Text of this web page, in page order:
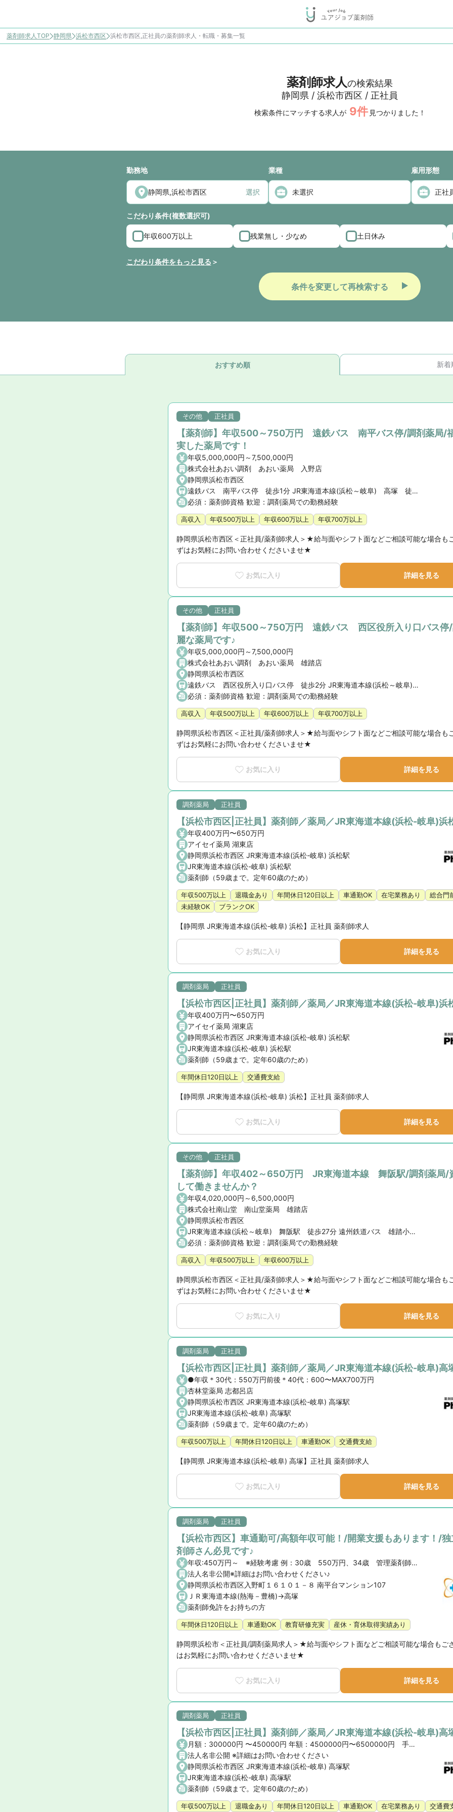
薬剤師求人TOP 静岡県 浜松市西区 浜松市西区,正社員の薬剤師求人・転職・募集一覧
薬剤師求人の検索結果
静岡県 / 浜松市西区 / 正社員
検索条件にマッチする求人が 9件 見つかりました！
勤務地
選択
業種 雇用形態
こだわり条件(複数選択可)
年収600万以上 残業無し・少なめ 土日休み
こだわり条件をもっと見る
条件を変更して再検索する
おすすめ順 新着
その他 正社員
【薬剤師】年収500～750万円 遠鉄バス 南平バス停/調剤薬局/
実した薬局です！
年収5,000,000円～7,500,000円
株式会社あおい調剤 あおい薬局 入野店
静岡県浜松市西区
遠鉄バス 南平バス停 徒歩1分 JR東海道本線(浜松～岐阜) 高塚 徒歩30分
必須：薬剤師資格 歓迎：調剤薬局での勤務経験
高収入 年収500万以上 年収600万以上 年収700万以上
静岡県浜松市西区＜正社員/薬剤師求人＞★給与面やシフト面などご相談可能な場合も
ずはお気軽にお問い合わせくださいませ★
お気に入り 詳細を見る
その他 正社員
【薬剤師】年収500～750万円 遠鉄バス 西区役所入り口バス停
麗な薬局です♪
年収5,000,000円～7,500,000円
株式会社あおい調剤 あおい薬局 雄踏店
静岡県浜松市西区
遠鉄バス 西区役所入り口バス停 徒歩2分 JR東海道本線(浜松～岐阜) 舞阪 徒歩38分
必須：薬剤師資格 歓迎：調剤薬局での勤務経験
高収入 年収500万以上 年収600万以上 年収700万以上
静岡県浜松市西区＜正社員/薬剤師求人＞★給与面やシフト面などご相談可能な場合も
ずはお気軽にお問い合わせくださいませ★
お気に入り 詳細を見る
調剤薬局 正社員
【浜松市西区|正社員】薬剤師／薬局／JR東海道本線(浜松-岐阜)浜
年収400万円〜650万円
アイセイ薬局 湖東店
静岡県浜松市西区 JR東海道本線(浜松-岐阜) 浜松駅
JR東海道本線(浜松-岐阜) 浜松駅
薬剤師（59歳まで。定年60歳のため）
年収500万以上 退職金あり 年間休日120日以上 車通勤OK 在宅業務あり
総合門
未経験OK
ブランクOK
【静岡県 JR東海道本線(浜松-岐阜) 浜松】正社員 薬剤師求人
お気に入り 詳細を見る
調剤薬局 正社員
【浜松市西区|正社員】薬剤師／薬局／JR東海道本線(浜松-岐阜)浜
年収400万円〜650万円
アイセイ薬局 湖東店
静岡県浜松市西区 JR東海道本線(浜松-岐阜) 浜松駅
JR東海道本線(浜松-岐阜) 浜松駅
薬剤師（59歳まで。定年60歳のため）
年間休日120日以上 交通費支給
【静岡県 JR東海道本線(浜松-岐阜) 浜松】正社員 薬剤師求人
お気に入り 詳細を見る
その他 正社員
【薬剤師】年収402～650万円 JR東海道本線 舞阪駅/調剤薬局/
して働きませんか？
年収4,020,000円～6,500,000円
株式会社南山堂 南山堂薬局 雄踏店
静岡県浜松市西区
JR東海道本線(浜松～岐阜) 舞阪駅 徒歩27分 遠州鉄道バス 雄踏小学校前バス停 徒歩2分
必須：薬剤師資格 歓迎：調剤薬局での勤務経験
高収入 年収500万以上 年収600万以上
静岡県浜松市西区＜正社員/薬剤師求人＞★給与面やシフト面などご相談可能な場合も
ずはお気軽にお問い合わせくださいませ★
お気に入り 詳細を見る
調剤薬局 正社員
【浜松市西区|正社員】薬剤師／薬局／JR東海道本線(浜松-岐阜)高
●年収＊30代：550万円前後＊40代：600〜MAX700万円
杏林堂薬局 志都呂店
静岡県浜松市西区 JR東海道本線(浜松-岐阜) 高塚駅
JR東海道本線(浜松-岐阜) 高塚駅
薬剤師（59歳まで。定年60歳のため）
年収500万以上 年間休日120日以上 車通勤OK 交通費支給
【静岡県 JR東海道本線(浜松-岐阜) 高塚】正社員 薬剤師求人
お気に入り 詳細を見る
調剤薬局 正社員
【浜松市西区】車通勤可/高額年収可能！/開業支援もあります！/
剤師さん必見です♪
年収:450万円～ ※経験考慮 例：30歳 550万円、34歳 管理薬剤師650万円 ※30h残業代、交通費等各種手当含む 【昇給】年1回 【賞与】決算賞与 【諸手当】通勤手当、管理薬剤師手当、休日出勤手当、残業手当等
法人名非公開※詳細はお問い合わせください♪
静岡県浜松市西区入野町１６１０１－８ 南平台マンション107
ＪＲ東海道本線(熱海－豊橋)->高塚
薬剤師免許をお持ちの方
年間休日120日以上 車通勤OK 教育研修充実 産休・育休取得実績あり
静岡県浜松市＜正社員/調剤薬局求人＞★給与面やシフト面などご相談可能な場合もご
はお気軽にお問い合わせくださいませ★
お気に入り 詳細を見る
調剤薬局 正社員
【浜松市西区|正社員】薬剤師／薬局／JR東海道本線(浜松-岐阜)高
月額：300000円 〜450000円 年額：4500000円〜6500000円 手当賞与含む昇給：年1回（4月）賞与：年2回（7月、12月）
法人名非公開 ※詳細はお問い合わせください
静岡県浜松市西区 JR東海道本線(浜松-岐阜) 高塚駅
JR東海道本線(浜松-岐阜) 高塚駅
薬剤師（59歳まで。定年60歳のため）
年収500万以上 退職金あり 年間休日120日以上 車通勤OK 在宅業務あり 交通費